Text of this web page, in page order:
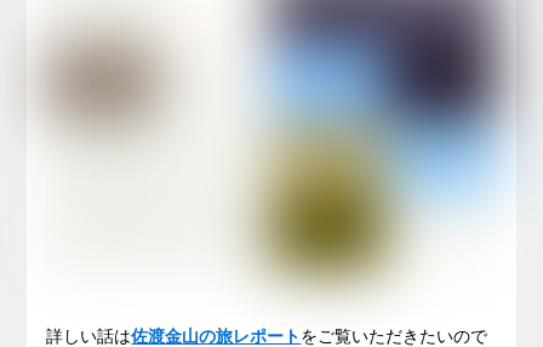
詳しい話は佐渡金山の旅レポートをご覧いただきたいので